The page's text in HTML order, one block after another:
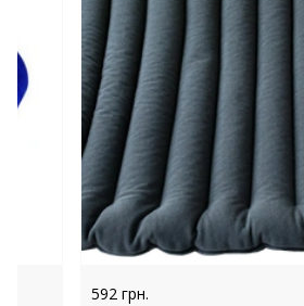
592 грн.